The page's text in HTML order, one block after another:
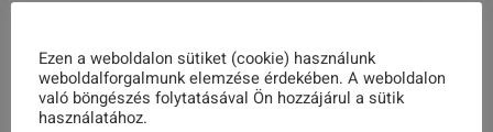
Related Posts
Ezen a weboldalon sütiket (cookie) használunk
weboldalforgalmunk elemzése érdekében. A weboldalon
való böngészés folytatásával Ön hozzájárul a sütik
használatához.